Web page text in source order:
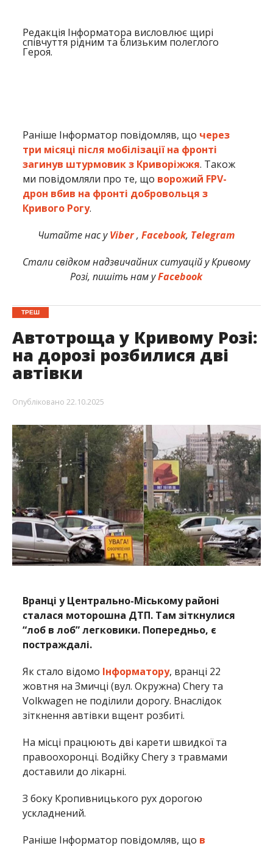
Редакція Інформатора висловлює щирі
співчуття рідним та близьким полеглого
Героя.
Раніше Інформатор повідомляв, що через
три місяці після мобілізації на фронті
загинув штурмовик з Криворіжжя. Також
ми повідомляли про те, що ворожий FPV-
дрон вбив на фронті добровольця з
Кривого Рогу.
Читайте нас уViber,Facebook, Telegram
Стали свідком надзвичайних ситуацій у Кривому
Розі, пишіть нам уFacebook
ТРЕШ
Автотроща у Кривому Розі:
на дорозі розбилися дві
автівки
Опубліковано 22.10.2025
Вранці у Центрально-Міському районі
сталася моторошна ДТП. Там зіткнулися
“лоб в лоб” легковики. Попередньо, є
постраждалі.
Як стало відомо Інформатору, вранці 22
жовтня на Змичці (вул. Окружна) Chery та
Volkwagen не поділили дорогу. Внаслідок
зіткнення автівки вщент розбиті.
На місці працюють дві карети швидкої та
правоохоронці. Водійку Chery з травмами
доставили до лікарні.
З боку Кропивницького рух дорогою
ускладнений.
Раніше Інформатор повідомляв, що в